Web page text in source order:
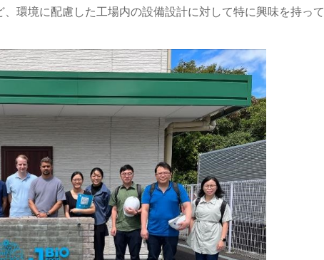
環境に配慮した工場内の設備設計に対して特に興味を持って